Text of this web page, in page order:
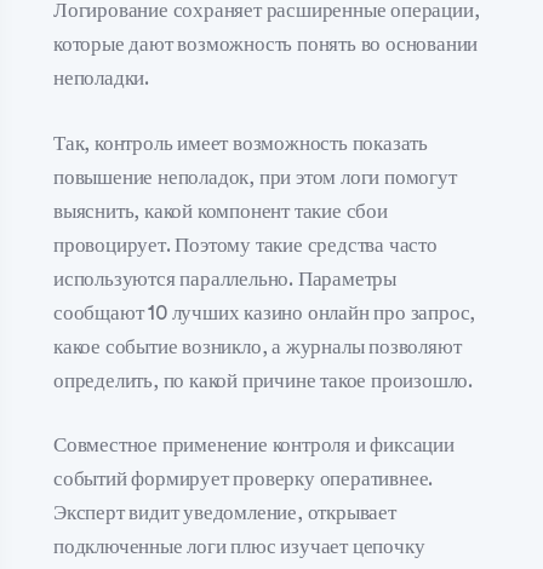
Логирование сохраняет расширенные операции,
которые дают возможность понять во основании
неполадки.
Так, контроль имеет возможность показать
повышение неполадок, при этом логи помогут
выяснить, какой компонент такие сбои
провоцирует. Поэтому такие средства часто
используются параллельно. Параметры
сообщают 10 лучших казино онлайн про запрос,
какое событие возникло, а журналы позволяют
определить, по какой причине такое произошло.
Совместное применение контроля и фиксации
событий формирует проверку оперативнее.
Эксперт видит уведомление, открывает
подключенные логи плюс изучает цепочку